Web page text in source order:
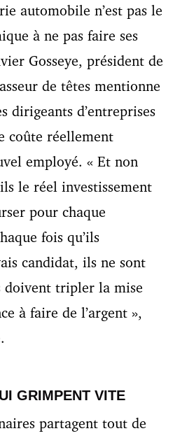
automobile n’est pas le
à ne pas faire ses
Gosseye, président de
de têtes mentionne
dirigeants d’entreprises
coûte réellement
employé. « Et non
le réel investissement
pour chaque
fois qu’ils
candidat, ils ne sont
doivent tripler la mise
à faire de l’argent »,
GRIMPENT VITE
partagent tout de